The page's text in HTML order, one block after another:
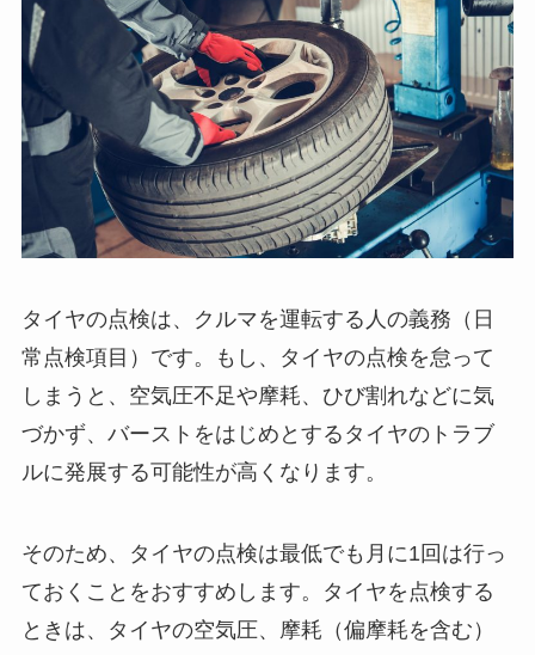
タイヤの点検は、クルマを運転する人の義務（日
常点検項目）です。もし、タイヤの点検を怠って
しまうと、空気圧不足や摩耗、ひび割れなどに気
づかず、バーストをはじめとするタイヤのトラブ
ルに発展する可能性が高くなります。
そのため、タイヤの点検は最低でも月に1回は行っ
ておくことをおすすめします。タイヤを点検する
ときは、タイヤの空気圧、摩耗（偏摩耗を含む）